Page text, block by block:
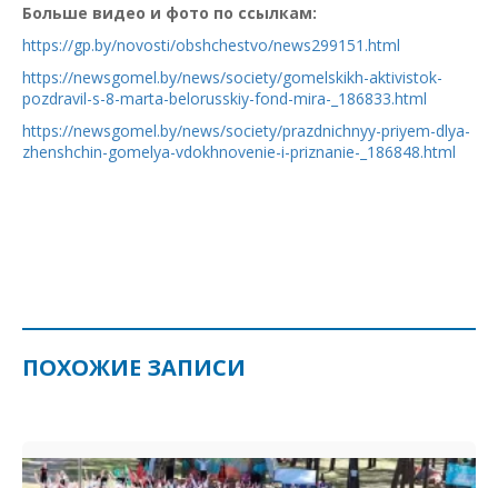
Больше видео и фото по ссылкам:
https://gp.by/novosti/obshchestvo/news299151.html
https://newsgomel.by/news/society/gomelskikh-aktivistok-
pozdravil-s-8-marta-belorusskiy-fond-mira-_186833.html
https://newsgomel.by/news/society/prazdnichnyy-priyem-dlya-
zhenshchin-gomelya-vdokhnovenie-i-priznanie-_186848.html
ПОХОЖИЕ ЗАПИСИ